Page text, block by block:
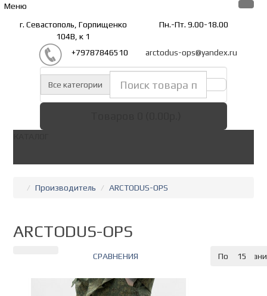
Меню
г. Севастополь, Горпищенко
104В, к 1
Пн.-Пт. 9.00-18.00
+79787846510 arctodus-ops@yandex.ru
Все категории
Производитель ARCTODUS-OPS
ARCTODUS-OPS
СРАВНЕНИЯ 15
По